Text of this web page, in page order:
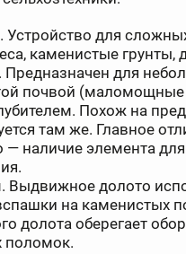
для
каменистые грунты,
для
почвой
Похож на
там же. Главное
— наличие элемента для
Выдвижное долото
на каменистых
долота оберегает
поломок.